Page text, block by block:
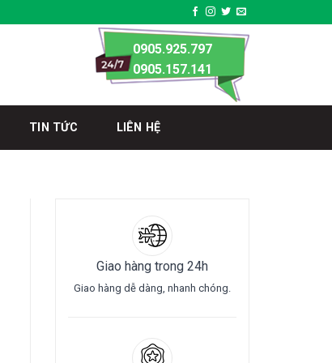
0905.925.797
0905.157.141
TIN TỨC LIÊN HỆ
Giao hàng trong 24h
Giao hàng dễ dàng, nhanh chóng.